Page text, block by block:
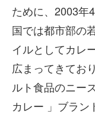
ために、2003年
国では都市部の
イルとしてカレ
広まってきてお
ルト食品のニー
カレー 」ブラン